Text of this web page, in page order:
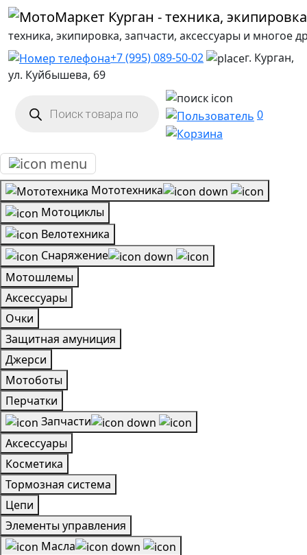
техника, экипировка, запчасти, аксессуары и многое
+7 (995) 089-50-02
г. Курган,
ул. Куйбышева, 69
товаров 0
Мототехника
Мотоциклы
Велотехника
Снаряжение
Мотошлемы
Аксессуары
Очки
Защитная амуниция
Джерси
Мотоботы
Перчатки
Запчасти
Аксессуары
Косметика
Тормозная система
Цепи
Элементы управления
Масла